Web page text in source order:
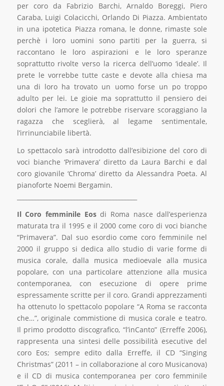
per coro da Fabrizio Barchi, Arnaldo Boreggi, Piero
Caraba, Luigi Colacicchi, Orlando Di Piazza. Ambientato
in una ipotetica Piazza romana, le donne, rimaste sole
perchè i loro uomini sono partiti per la guerra, si
raccontano le loro aspirazioni e le loro speranze
soprattutto rivolte verso la ricerca dell’uomo ‘ideale’. Il
prete le vorrebbe tutte caste e devote alla chiesa ma
una di loro ha trovato un uomo forse un po troppo
adulto per lei. Le gioie ma soprattutto il pensiero dei
dolori che l’amore le potrebbe riservare scoraggiano la
ragazza che sceglierà, al legame sentimentale,
l’irrinunciabile libertà.
Lo spettacolo sarà introdotto dall’esibizione del coro di
voci bianche ‘Primavera’ diretto da Laura Barchi e dal
coro giovanile ‘Chroma’ diretto da Alessandra Poeta. Al
pianoforte Noemi Bergamin.
Il Coro femminile Eosdi Roma nasce dall’esperienza
maturata tra il 1995 e il 2000 come coro di voci bianche
“Primavera”. Dal suo esordio come coro femminile nel
2000 il gruppo si dedica allo studio di varie forme di
musica corale, dalla musica medioevale alla musica
popolare, con una particolare attenzione alla musica
contemporanea, con esecuzione di opere prime
espressamente scritte per il coro. Grandi apprezzamenti
ha ottenuto lo spettacolo popolare “A Roma se racconta
che…”, originale commistione di musica corale e teatro.
Il primo prodotto discografico, “l’inCanto” (Erreffe 2006),
rappresenta una sintesi delle possibilità esecutive del
coro Eos; sempre edito dalla Erreffe, il CD “Singing
Christmas” (2011 – in collaborazione al coro Musicanova)
e il CD di musica contemporanea per coro femminile